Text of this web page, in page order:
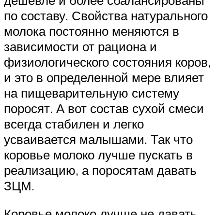
по составу. Свойства натурального
молока постоянно меняются в
зависимости от рациона и
физиологического состояния коров,
и это в определенной мере влияет
на пищеварительную систему
поросят. А вот состав сухой смеси
всегда стабилен и легко
усваивается малышами. Так что
коровье молоко лучше пускать в
реализацию, а поросятам давать
ЗЦМ.